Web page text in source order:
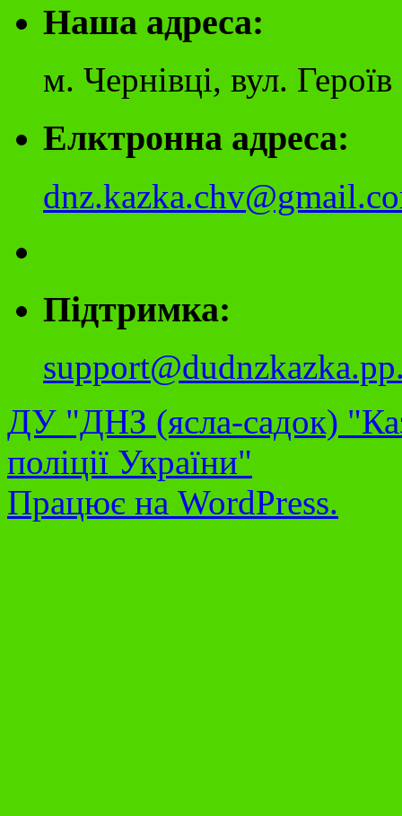
Наша адреса:
м. Чернівці, вул.
Елктронна адреса:
Підтримка:
ДУ "ДНЗ (ясла-садок)
поліції України"
Працює на WordPress.